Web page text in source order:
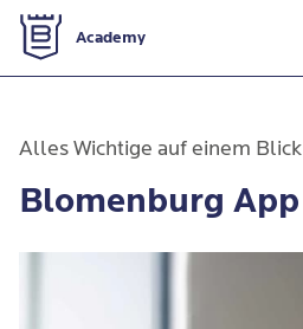
Zur Startseite
Academy
Alles Wichtige auf einem Blick
Blomenburg App